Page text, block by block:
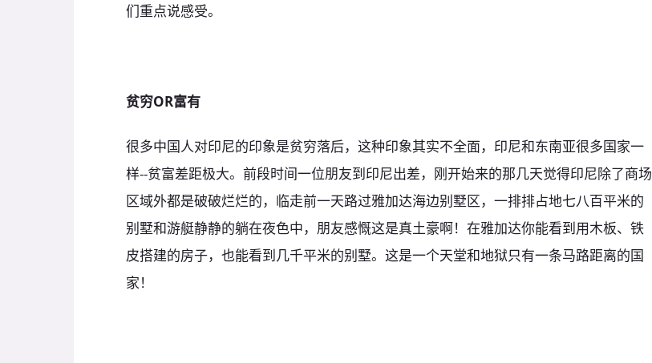
们重点说感受。
贫穷OR富有
很多中国人对印尼的印象是贫穷落后，这种印象其实不全面，印尼和东南亚很多国家一
样--贫富差距极大。前段时间一位朋友到印尼出差，刚开始来的那几天觉得印尼除了商场
区域外都是破破烂烂的，临走前一天路过雅加达海边别墅区，一排排占地七八百平米的
别墅和游艇静静的躺在夜色中，朋友感慨这是真土豪啊！在雅加达你能看到用木板、铁
皮搭建的房子，也能看到几千平米的别墅。这是一个天堂和地狱只有一条马路距离的国
家！